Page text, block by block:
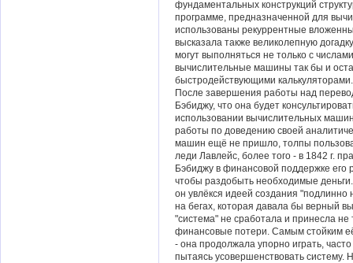
фундаментальных конструкций
программе, предназначенной для
использованы рекуррентные
высказала также великолепную
могут выполняться не только с
вычислительные машины так бы и
быстродействующими калькуляторами.
После завершения работы над
Бэбиджу, что она будет
использовании вычислительных
работы по доведению своей
машин ещё не пришло, толпы
леди Лавлейс, более того - в 1842 г.
Бэбиджу в финансовой поддержке его
чтобы раздобыть необходимые
он увлёкся идеей создания "подлинно
на бегах, которая давала бы верный
"система" не сработала и принесла
финансовые потери. Самым стойким
- она продолжала упорно играть,
пытаясь усовершенствовать систему.